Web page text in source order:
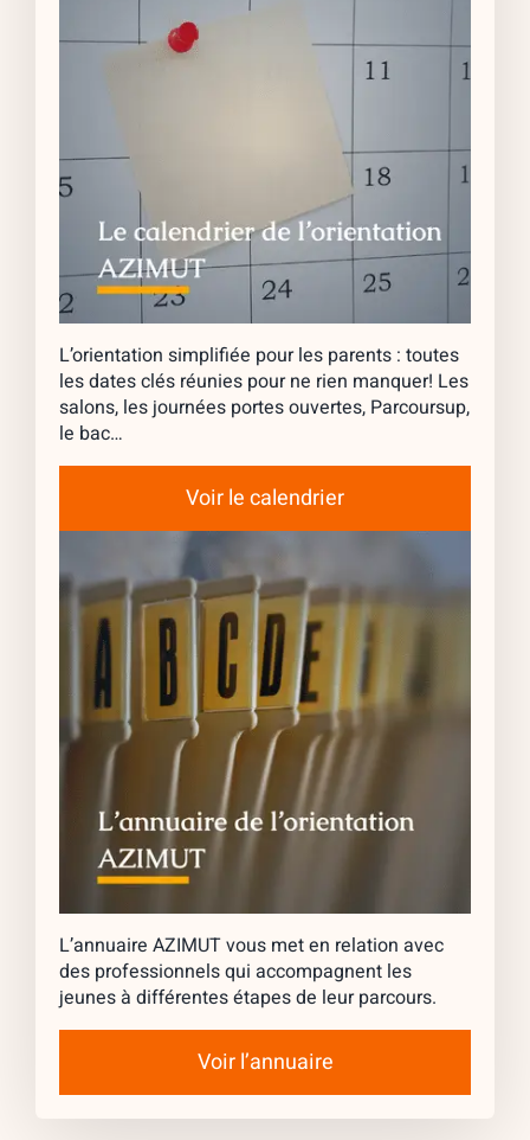
L’orientation simplifiée pour les parents : toutes
les dates clés réunies pour ne rien manquer! Les
salons, les journées portes ouvertes, Parcoursup,
le bac…
Voir le calendrier
L’annuaire AZIMUT vous met en relation avec
des professionnels qui accompagnent les
jeunes à différentes étapes de leur parcours.
Voir l’annuaire